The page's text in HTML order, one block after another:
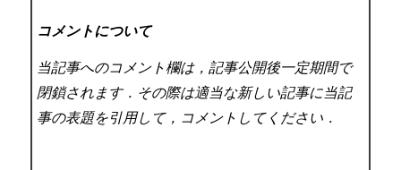
コメントについて
当記事へのコメント欄は，記事公開後一定期間で
閉鎖されます．その際は適当な新しい記事に当記
事の表題を引用して，コメントしてください．